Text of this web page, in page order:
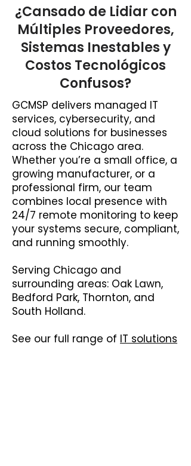
¿Cansado de Lidiar con
Múltiples Proveedores,
Sistemas Inestables y
Costos Tecnológicos
Confusos?
GCMSP delivers managed IT
services, cybersecurity, and
cloud solutions for businesses
across the Chicago area.
Whether you’re a small office, a
growing manufacturer, or a
professional firm, our team
combines local presence with
24/7 remote monitoring to keep
your systems secure, compliant,
and running smoothly.
Serving Chicago and
surrounding areas: Oak Lawn,
Bedford Park, Thornton, and
South Holland.
See our full range of IT solutions